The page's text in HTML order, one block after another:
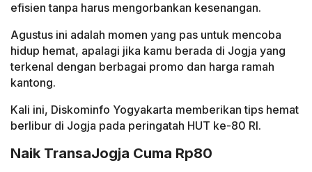
efisien tanpa harus mengorbankan kesenangan.
Agustus ini adalah momen yang pas untuk mencoba
hidup hemat, apalagi jika kamu berada di Jogja yang
terkenal dengan berbagai promo dan harga ramah
kantong.
Kali ini, Diskominfo Yogyakarta memberikan tips hemat
berlibur di Jogja pada peringatah HUT ke-80 RI.
Naik TransaJogja Cuma Rp80